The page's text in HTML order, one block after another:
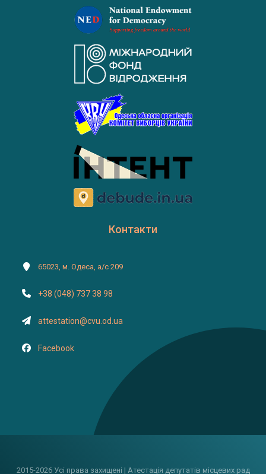
Контакти
65023, м. Одеса, а/с 209
+38 (048) 737 38 98
attestation@cvu.od.ua
Facebook
2015-2026 Усі права захищені | Атестація депутатів місцевих рад